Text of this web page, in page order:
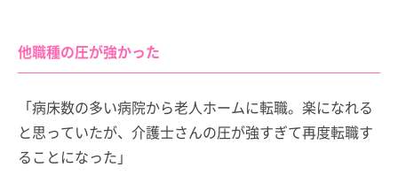
他職種の圧が強かった
「病床数の多い病院から老人ホームに転職。楽になれる
と思っていたが、介護士さんの圧が強すぎて再度転職す
ることになった」